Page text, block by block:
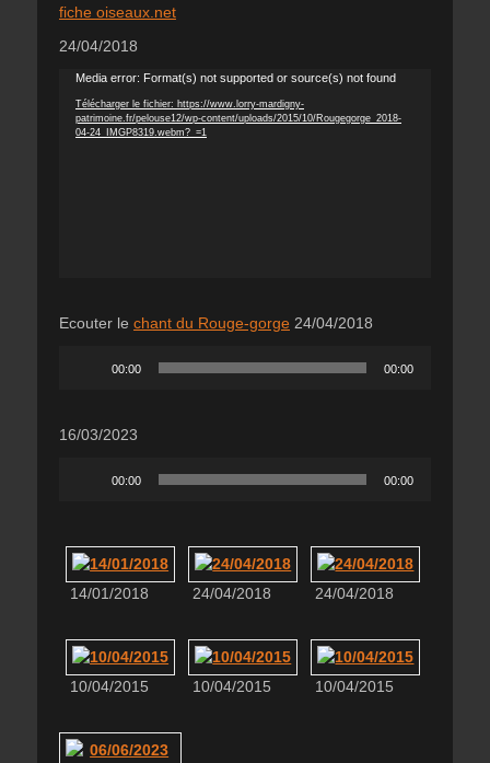
fiche oiseaux.net
24/04/2018
Lecteur
vidéo
Media error: Format(s) not supported or source(s) not found
Télécharger le fichier: https://www.lorry-mardigny-
patrimoine.fr/pelouse12/wp-content/uploads/2015/10/Rougegorge_2018-
04-24_IMGP8319.webm?_=1
Ecouter le chant du Rouge-gorge 24/04/2018
00:00 00:00
16/03/2023
00:00 00:00
14/01/2018 24/04/2018 24/04/2018
10/04/2015 10/04/2015 10/04/2015